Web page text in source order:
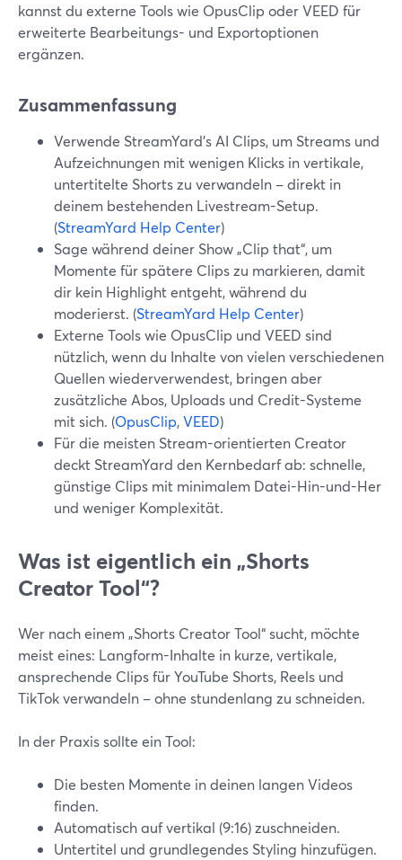
kannst du externe Tools wie OpusClip oder VEED für
erweiterte Bearbeitungs- und Exportoptionen
ergänzen.
Zusammenfassung
Verwende StreamYard’s AI Clips, um Streams und
Aufzeichnungen mit wenigen Klicks in vertikale,
untertitelte Shorts zu verwandeln – direkt in
deinem bestehenden Livestream-Setup.
(StreamYard Help Center)
Sage während deiner Show „Clip that“, um
Momente für spätere Clips zu markieren, damit
dir kein Highlight entgeht, während du
moderierst. (StreamYard Help Center)
Externe Tools wie OpusClip und VEED sind
nützlich, wenn du Inhalte von vielen verschiedenen
Quellen wiederverwendest, bringen aber
zusätzliche Abos, Uploads und Credit-Systeme
mit sich. (OpusClip,VEED)
Für die meisten Stream-orientierten Creator
deckt StreamYard den Kernbedarf ab: schnelle,
günstige Clips mit minimalem Datei-Hin-und-Her
und weniger Komplexität.
Was ist eigentlich ein „Shorts
Creator Tool“?
Wer nach einem „Shorts Creator Tool“ sucht, möchte
meist eines: Langform-Inhalte in kurze, vertikale,
ansprechende Clips für YouTube Shorts, Reels und
TikTok verwandeln – ohne stundenlang zu schneiden.
In der Praxis sollte ein Tool:
Die besten Momente in deinen langen Videos
finden.
Automatisch auf vertikal (9:16) zuschneiden.
Untertitel und grundlegendes Styling hinzufügen.